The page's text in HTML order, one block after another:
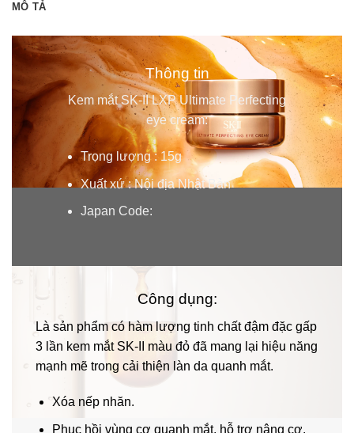
MÔ TẢ
Thông tin
Kem mắt SK-II LXP Ultimate Perfecting
eye cream:
Trọng lượng : 15g
Xuất xứ : Nội địa Nhật Bản
Japan Code:
Công dụng:
Là sản phẩm có hàm lượng tinh chất đậm đặc gấp
3 lần kem mắt SK-II màu đỏ đã mang lại hiệu năng
mạnh mẽ trong cải thiện làn da quanh mắt.
Xóa nếp nhăn.
Phục hồi vùng cơ quanh mắt, hỗ trợ nâng cơ.